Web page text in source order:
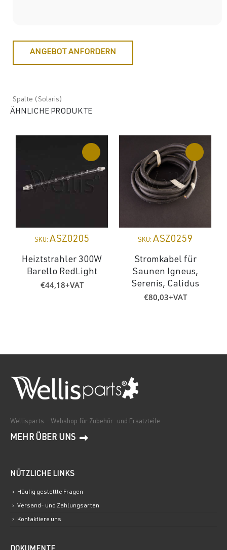
ANGEBOT ANFORDERN
Spalte (Solaris)
ÄHNLICHE PRODUKTE
SKU: ASZ0205
Heiztstrahler 300W
Barello RedLight
€44,18+VAT
SKU: ASZ0259
Stromkabel für
Saunen Igneus,
Serenis, Calidus
€80,03+VAT
Wellisparts – Webshop für Zubehör- und Ersatzteile
MEHR ÜBER UNS
NÜTZLICHE LINKS
Häufig gestellte Fragen
Versand- und Zahlungsarten
Kontaktiere uns